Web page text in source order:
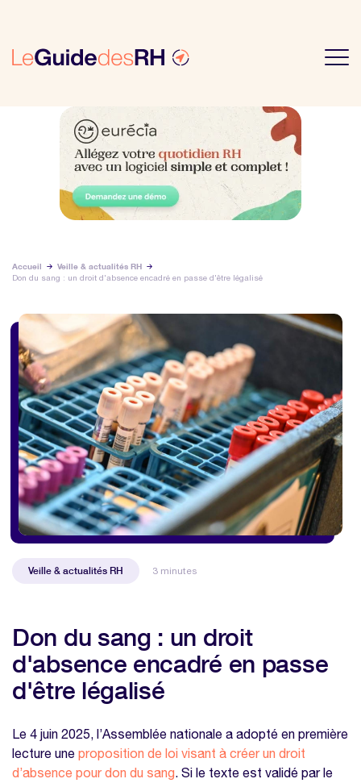
Accueil
Veille & actualités RH
Don du sang : un droit d'absence encadré en passe d'être légalisé
Veille & actualités RH 3 minutes
Don du sang : un droit
d'absence encadré en passe
d'être légalisé
Le 4 juin 2025, l’Assemblée nationale a adopté en première
lecture une proposition de loi visant à créer un droit
d’absence pour don du sang. Si le texte est validé par le